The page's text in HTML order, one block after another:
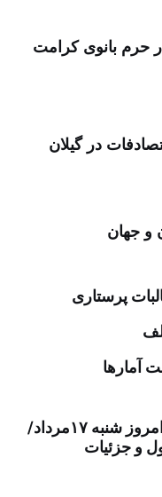
حرم بانوی کرامت
در گیلان
و جهان
پرستاری
آمارها
قیمت طلای ۱۸عیار امروز شنبه ۱۷مرداد/
و جزئیات